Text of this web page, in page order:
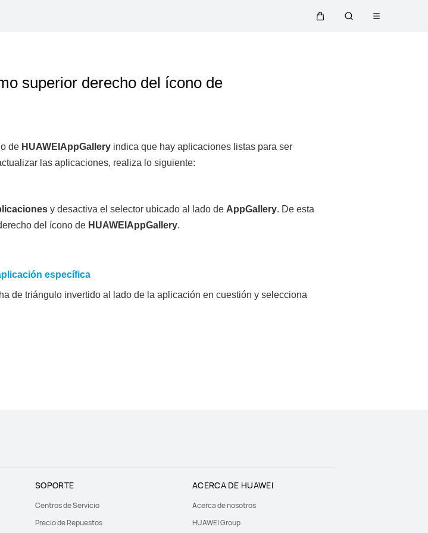
Abrir
superior derecho del ícono de
de HUAWEI AppGalleryindica que hay aplicaciones listas para ser
las aplicaciones, realiza lo siguiente:
y desactiva el selector ubicado al lado de AppGallery. De esta
del ícono de HUAWEI AppGallery.
específica
de triángulo invertido al lado de la aplicación en cuestión y selecciona
SOPORTE
Centros de Servicio
Precio de Repuestos
ACERCA DE HUAWEI
Acerca de nosotros
HUAWEI Group